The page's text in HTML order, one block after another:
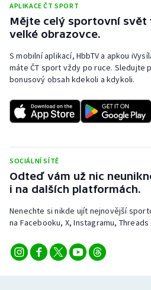
APLIKACE ČT SPORT
Mějte celý sportovní svět
velké obrazovce.
S mobilní aplikací, HbbTV a apkou
máte ČT sport vždy po ruce. Sledujte
bonusový obsah kdekoli a kdykoli.
SOCIÁLNÍ SÍTĚ
Odteď vám už nic
i na dalších platformách.
Nenechte si nikde ujít nejnovější
na Facebooku, X, Instagramu,